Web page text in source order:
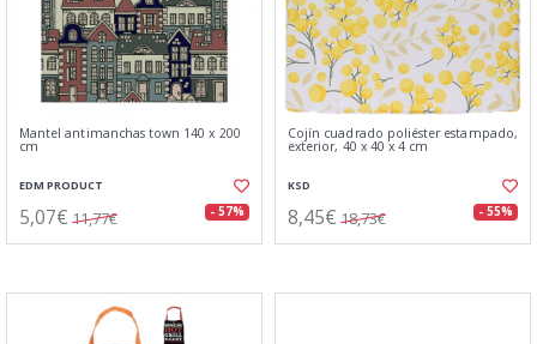
Mantel antimanchas town 140 x 200
cm
EDM PRODUCT
5,07€ 11,77€ - 57%
Cojín cuadrado poliéster estampado,
exterior, 40 x 40 x 4 cm
KSD
8,45€ 18,73€ - 55%